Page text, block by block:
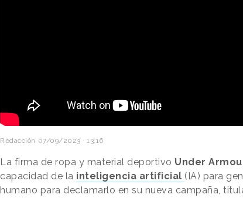
Redacción 07/09/2023 · 13:16
La firma de ropa y material deportivo Under
capacidad de la inteligencia artificial (IA) para
humano para declamarlo en su nueva campaña,